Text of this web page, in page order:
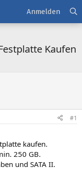
Anmelden
Kaufen
#1
kaufen.
250 GB.
und SATA II.